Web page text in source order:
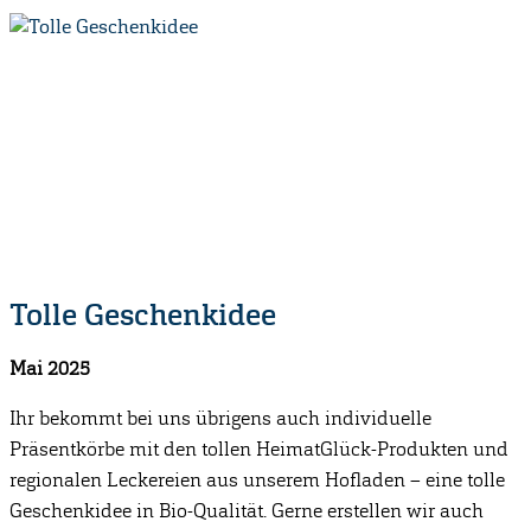
Tolle Geschenkidee
Mai 2025
Ihr bekommt bei uns übrigens auch individuelle
Präsentkörbe mit den tollen HeimatGlück-Produkten und
regionalen Leckereien aus unserem Hofladen – eine tolle
Geschenkidee in Bio-Qualität. Gerne erstellen wir auch